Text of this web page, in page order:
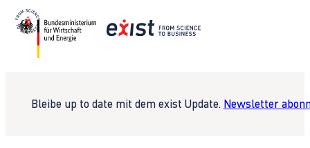
Bleibe up to date mit dem exist Update. Newsletter